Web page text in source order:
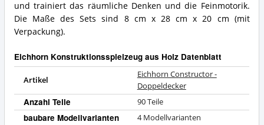
und trainiert das räumliche Denken und die Feinmotorik.
Die Maße des Sets sind 8 cm x 28 cm x 20 cm (mit
Verpackung).
Eichhorn Konstruktionsspielzeug aus Holz Datenblatt
Artikel
Eichhorn Constructor -
Doppeldecker
Anzahl Teile 90 Teile
baubare Modellvarianten 4 Modellvarianten